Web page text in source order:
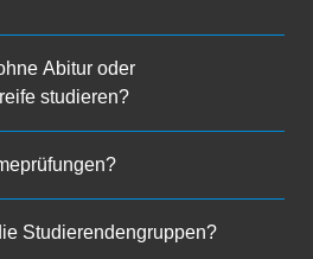
Abitur oder
studieren?
Studierendengruppen?